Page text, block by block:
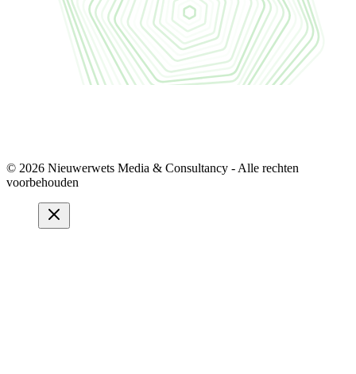
© 2026 Nieuwerwets Media & Consultancy - Alle rechten
voorbehouden